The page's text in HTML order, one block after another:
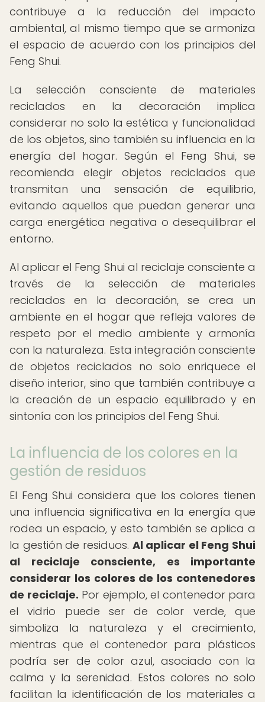
contribuye a la reducción del impacto
ambiental, al mismo tiempo que se armoniza
el espacio de acuerdo con los principios del
Feng Shui.
La selección consciente de materiales
reciclados en la decoración implica
considerar no solo la estética y funcionalidad
de los objetos, sino también su influencia en la
energía del hogar. Según el Feng Shui, se
recomienda elegir objetos reciclados que
transmitan una sensación de equilibrio,
evitando aquellos que puedan generar una
carga energética negativa o desequilibrar el
entorno.
Al aplicar el Feng Shui al reciclaje consciente a
través de la selección de materiales
reciclados en la decoración, se crea un
ambiente en el hogar que refleja valores de
respeto por el medio ambiente y armonía
con la naturaleza. Esta integración consciente
de objetos reciclados no solo enriquece el
diseño interior, sino que también contribuye a
la creación de un espacio equilibrado y en
sintonía con los principios del Feng Shui.
La influencia de los colores en la
gestión de residuos
El Feng Shui considera que los colores tienen
una influencia significativa en la energía que
rodea un espacio, y esto también se aplica a
la gestión de residuos. Al aplicar el Feng Shui
al reciclaje consciente, es importante
considerar los colores de los contenedores
de reciclaje. Por ejemplo, el contenedor para
el vidrio puede ser de color verde, que
simboliza la naturaleza y el crecimiento,
mientras que el contenedor para plásticos
podría ser de color azul, asociado con la
calma y la serenidad. Estos colores no solo
facilitan la identificación de los materiales a